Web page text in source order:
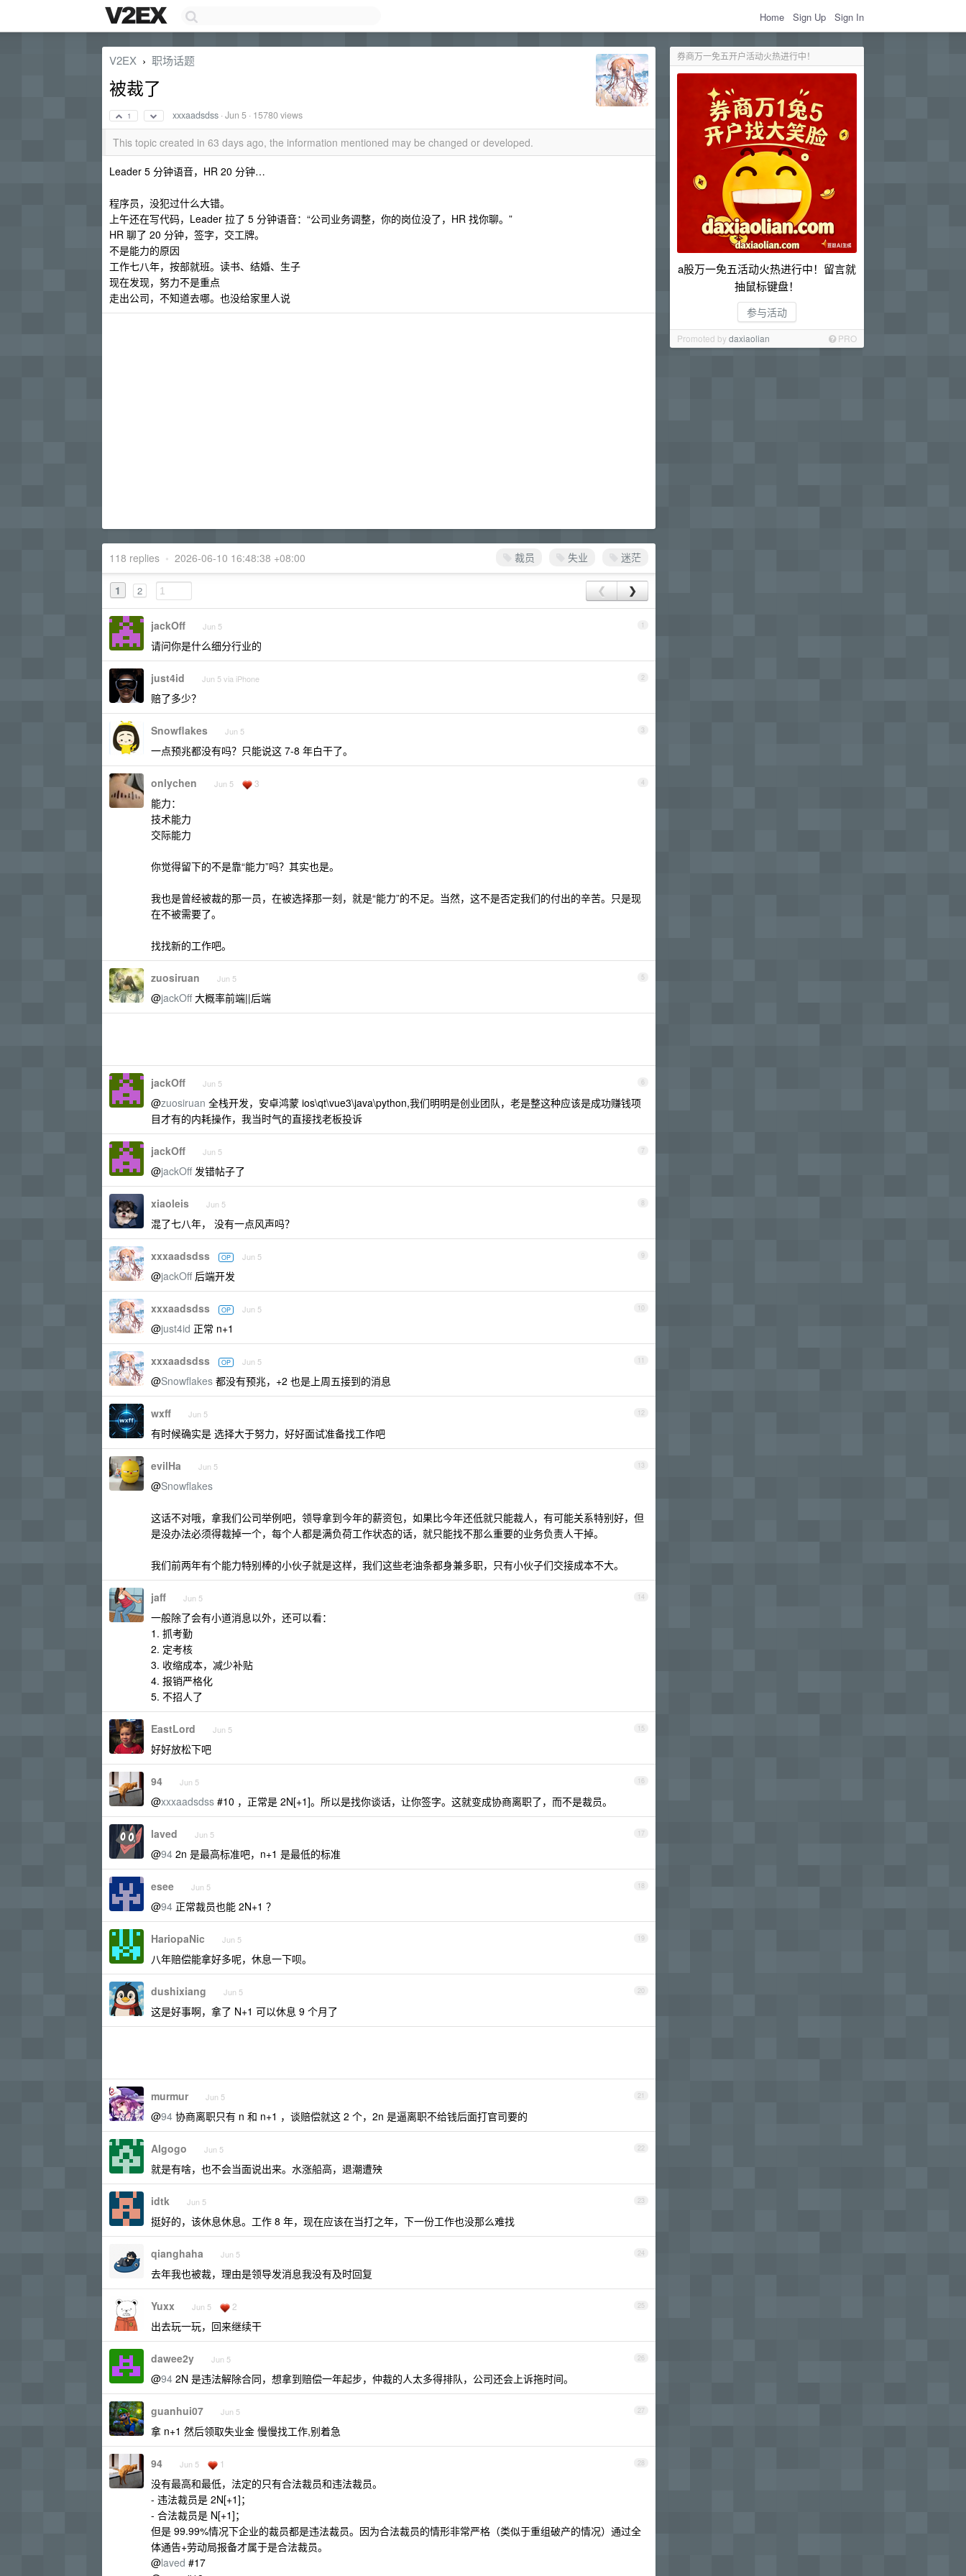
Home Sign Up Sign In
券商万一免五开户活动火热进行中！
a股万一免五活动火热进行中！留言就
抽鼠标键盘！
参与活动
Promoted bydaxiaolian PRO
V2EX › 职场话题
被裁了
1 xxxaadsdss ·Jun 5 · 15780 views
This topic created in 63 days ago, the information mentioned may be changed or developed.
Leader 5 分钟语音，HR 20 分钟…
程序员，没犯过什么大错。
上午还在写代码，Leader 拉了 5 分钟语音：“公司业务调整，你的岗位没了，HR 找你聊。”
HR 聊了 20 分钟，签字，交工牌。
不是能力的原因
工作七八年，按部就班。读书、结婚、生子
现在发现，努力不是重点
走出公司，不知道去哪。也没给家里人说
裁员 失业 迷茫
118 replies • 2026-06-10 16:48:38 +08:00
1 2 ❮ ❯
1
jackOff Jun 5
请问你是什么细分行业的
2
just4id Jun 5 via iPhone
赔了多少？
3
Snowflakes Jun 5
一点预兆都没有吗？只能说这 7-8 年白干了。
4
onlychen Jun 5 3
能力：
技术能力
交际能力
你觉得留下的不是靠“能力”吗？其实也是。
我也是曾经被裁的那一员，在被选择那一刻，就是“能力”的不足。当然，这不是否定我们的付出的辛苦。只是现
在不被需要了。
找找新的工作吧。
5
zuosiruan Jun 5
@jackOff大概率前端||后端
6
jackOff Jun 5
@zuosiruan 全栈开发，安卓鸿蒙 ios\qt\vue3\java\python,我们明明是创业团队，老是整这种应该是成功赚钱项
目才有的内耗操作，我当时气的直接找老板投诉
7
jackOff Jun 5
@jackOff发错帖子了
8
xiaoleis Jun 5
混了七八年， 没有一点风声吗？
9
xxxaadsdss OP Jun 5
@jackOff后端开发
10
xxxaadsdss OP Jun 5
@just4id 正常 n+1
11
xxxaadsdss OP Jun 5
@Snowflakes 都没有预兆，+2 也是上周五接到的消息
12
wxff Jun 5
有时候确实是 选择大于努力，好好面试准备找工作吧
13
evilHa Jun 5
@Snowflakes
这话不对哦，拿我们公司举例吧，领导拿到今年的薪资包，如果比今年还低就只能裁人，有可能关系特别好，但
是没办法必须得裁掉一个，每个人都是满负荷工作状态的话，就只能找不那么重要的业务负责人干掉。
我们前两年有个能力特别棒的小伙子就是这样，我们这些老油条都身兼多职，只有小伙子们交接成本不大。
14
jaff Jun 5
一般除了会有小道消息以外，还可以看：
1. 抓考勤
2. 定考核
3. 收缩成本，减少补贴
4. 报销严格化
5. 不招人了
15
EastLord Jun 5
好好放松下吧
16
94 Jun 5
@xxxaadsdss #10 ，正常是 2N[+1]。所以是找你谈话，让你签字。这就变成协商离职了，而不是裁员。
17
laved Jun 5
@94 2n 是最高标准吧，n+1 是最低的标准
18
esee Jun 5
@94 正常裁员也能 2N+1 ？
19
HariopaNic Jun 5
八年赔偿能拿好多呢，休息一下呗。
20
dushixiang Jun 5
这是好事啊，拿了 N+1 可以休息 9 个月了
21
murmur Jun 5
@94 协商离职只有 n 和 n+1 ，谈赔偿就这 2 个，2n 是逼离职不给钱后面打官司要的
22
AIgogo Jun 5
就是有啥，也不会当面说出来。水涨船高，退潮遭殃
23
idtk Jun 5
挺好的，该休息休息。工作 8 年，现在应该在当打之年，下一份工作也没那么难找
24
qianghaha Jun 5
去年我也被裁，理由是领导发消息我没有及时回复
25
Yuxx Jun 5 2
出去玩一玩，回来继续干
26
dawee2y Jun 5
@94 2N 是违法解除合同，想拿到赔偿一年起步，仲裁的人太多得排队，公司还会上诉拖时间。
27
guanhui07 Jun 5
拿 n+1 然后领取失业金 慢慢找工作,别着急
28
94 Jun 5 1
没有最高和最低，法定的只有合法裁员和违法裁员。
- 违法裁员是 2N[+1]；
- 合法裁员是 N[+1]；
但是 99.99%情况下企业的裁员都是违法裁员。因为合法裁员的情形非常严格（类似于重组破产的情况）通过全
体通告+劳动局报备才属于是合法裁员。
@laved #17